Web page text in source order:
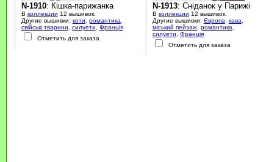
N-1910: Кішка-парижанка
В коллекции 12 вышивок.
Другие вышивки: коти романтика
свійські тварини
силуети
Франція
Отметить для заказа
N-1913: Сніданок у Парижі
В коллекции 12 вышивок.
Другие вышивки: Європа кава
міський пейзаж, романтика
силуети
Франція
Отметить для заказа